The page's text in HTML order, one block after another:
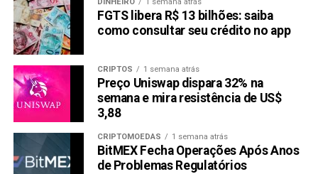
VEJA TAMBÉM
INTERESSES DE RIVAIS MOSTRA A
FORÇA QUE A OI TEM
Compartilhar:
Copy
Link
WhatsApp
Twitter
TÓPICOS RELACIONADOS: OIBR3 OIBR4
FGTS libera R$ 13 bilhões: saiba
como consultar seu crédito no app
CRIPTOS 1 semana atrás
Preço Uniswap dispara 32% na
semana e mira resistência de US$
3,88
CRIPTOMOEDAS 1 semana atrás
BitMEX Fecha Operações Após Anos
de Problemas Regulatórios